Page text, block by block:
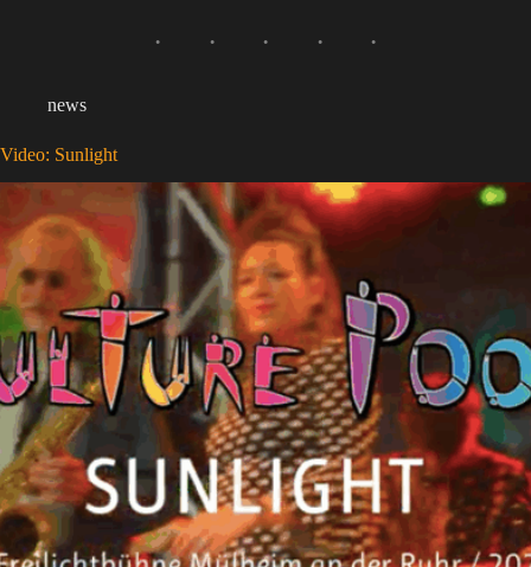
news
Video: Sunlight